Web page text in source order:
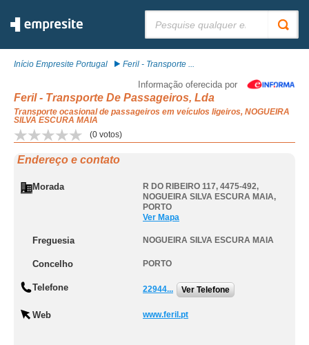
Início Empresite Portugal Feril - Transporte ...
Informação oferecida por
Feril - Transporte De Passageiros, Lda
Transporte ocasional de passageiros em veículos ligeiros, NOGUEIRA
SILVA ESCURA MAIA
(0 votos)
Endereço e contato
Morada R DO RIBEIRO 117, 4475-492,
NOGUEIRA SILVA ESCURA MAIA,
PORTO
Ver Mapa
Freguesia NOGUEIRA SILVA ESCURA MAIA
Concelho PORTO
Telefone 22944... Ver Telefone
Web www.feril.pt